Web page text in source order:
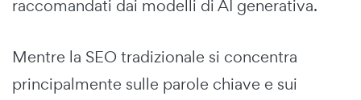
raccomandati dai modelli di AI generativa.
Mentre la SEO tradizionale si concentra
principalmente sulle parole chiave e sui